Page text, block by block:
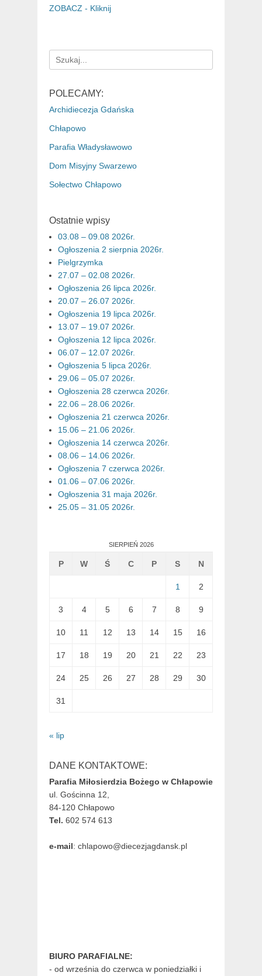
ZOBACZ - Kliknij
Search
for:
POLECAMY:
Archidiecezja Gdańska
Chłapowo
Parafia Władysławowo
Dom Misyjny Swarzewo
Sołectwo Chłapowo
Ostatnie wpisy
03.08 – 09.08 2026r.
Ogłoszenia 2 sierpnia 2026r.
Pielgrzymka
27.07 – 02.08 2026r.
Ogłoszenia 26 lipca 2026r.
20.07 – 26.07 2026r.
Ogłoszenia 19 lipca 2026r.
13.07 – 19.07 2026r.
Ogłoszenia 12 lipca 2026r.
06.07 – 12.07 2026r.
Ogłoszenia 5 lipca 2026r.
29.06 – 05.07 2026r.
Ogłoszenia 28 czerwca 2026r.
22.06 – 28.06 2026r.
Ogłoszenia 21 czerwca 2026r.
15.06 – 21.06 2026r.
Ogłoszenia 14 czerwca 2026r.
08.06 – 14.06 2026r.
Ogłoszenia 7 czerwca 2026r.
01.06 – 07.06 2026r.
Ogłoszenia 31 maja 2026r.
25.05 – 31.05 2026r.
SIERPIEŃ 2026
P W Ś C P S N
1 2
3 4 5 6 7 8 9
10 11 12 13 14 15 16
17 18 19 20 21 22 23
24 25 26 27 28 29 30
31
« lip
DANE KONTAKTOWE:
Parafia Miłosierdzia Bożego w Chłapowie
ul. Gościnna 12,
84-120 Chłapowo
Tel. 602 574 613
e-mail: chlapowo@diecezjagdansk.pl
BIURO PARAFIALNE:
- od września do czerwca w poniedziałki i